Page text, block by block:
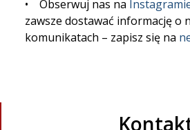
• Obserwuj nas na
zawsze dostawać informację o
komunikatach – zapisz się na